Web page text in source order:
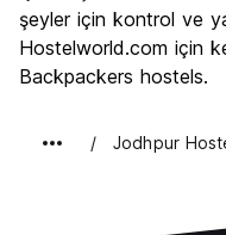
şeyler için kontrol ve
Hostelworld.com için
Backpackers hostels.
Jodhpur